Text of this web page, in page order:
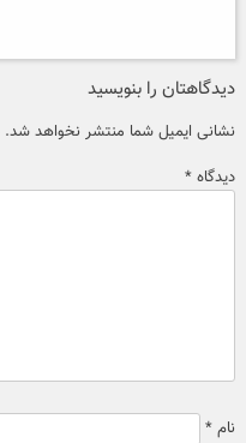
دیدگاهتان را بنویسید
نشانی ایمیل شما منتشر نخواهد شد.
دیدگاه *
نام *